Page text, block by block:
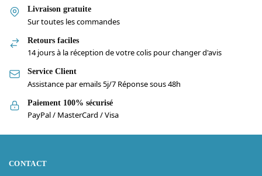
Livraison gratuite
Sur toutes les commandes
Retours faciles
14 jours à la réception de votre colis pour changer d'avis
Service Client
Assistance par emails 5j/7 Réponse sous 48h
Paiement 100% sécurisé
PayPal / MasterCard / Visa
CONTACT